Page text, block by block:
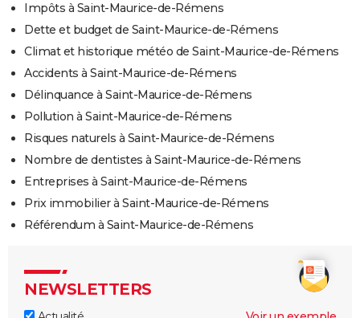
Impôts à Saint-Maurice-de-Rémens
Dette et budget de Saint-Maurice-de-Rémens
Climat et historique météo de Saint-Maurice-de-Rémens
Accidents à Saint-Maurice-de-Rémens
Délinquance à Saint-Maurice-de-Rémens
Pollution à Saint-Maurice-de-Rémens
Risques naturels à Saint-Maurice-de-Rémens
Nombre de dentistes à Saint-Maurice-de-Rémens
Entreprises à Saint-Maurice-de-Rémens
Prix immobilier à Saint-Maurice-de-Rémens
Référendum à Saint-Maurice-de-Rémens
NEWSLETTERS